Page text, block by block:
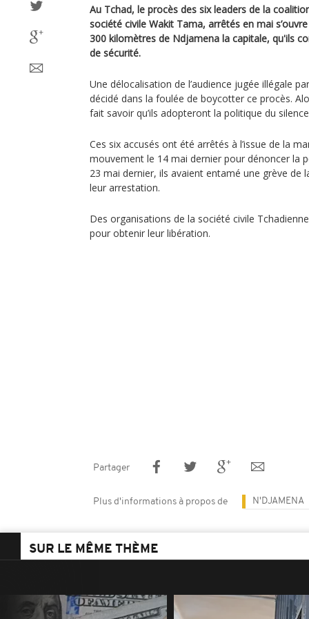
Au Tchad, le procès des six leaders de la
société civile Wakit Tama, arrêtés en mai
300 kilomètres de Ndjamena la capitale, qu'ils
de sécurité.
Une délocalisation de l’audience jugée illégale
décidé dans la foulée de boycotter ce procès.
fait savoir qu’ils adopteront la politique du
Ces six accusés ont été arrêtés à l’issue de la
mouvement le 14 mai dernier pour dénoncer la
23 mai dernier, ils avaient entamé une grève
leur arrestation.
Des organisations de la société civile
pour obtenir leur libération.
Partager
Plus d'informations à propos de N'DJAMENA
SUR LE MÊME THÈME